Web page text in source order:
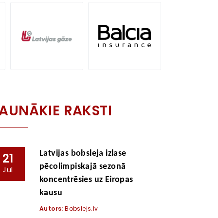
RAKSTI
21
Jul
Latvijas bobsleja izlase
pēcolimpiskajā sezonā
koncentrēsies uz Eiropas
kausu
Autors: Bobslejs.lv